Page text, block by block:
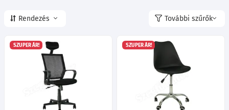
Rendezés További szűrők
SZUPER ÁR! SZUPER ÁR!